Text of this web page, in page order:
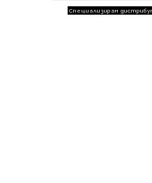
Специализиран